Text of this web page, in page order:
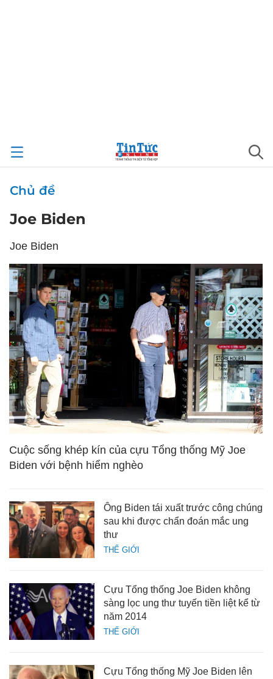
Chủ đề
Joe Biden
Joe Biden
Cuộc sống khép kín của cựu Tổng thống Mỹ Joe
Biden với bệnh hiểm nghèo
THẾ GIỚI
Ông Biden tái xuất trước công chúng
sau khi được chẩn đoán mắc ung
thư
THẾ GIỚI
Cựu Tổng thống Joe Biden không
sàng lọc ung thư tuyến tiền liệt kể từ
năm 2014
Cựu Tổng thống Mỹ Joe Biden lên